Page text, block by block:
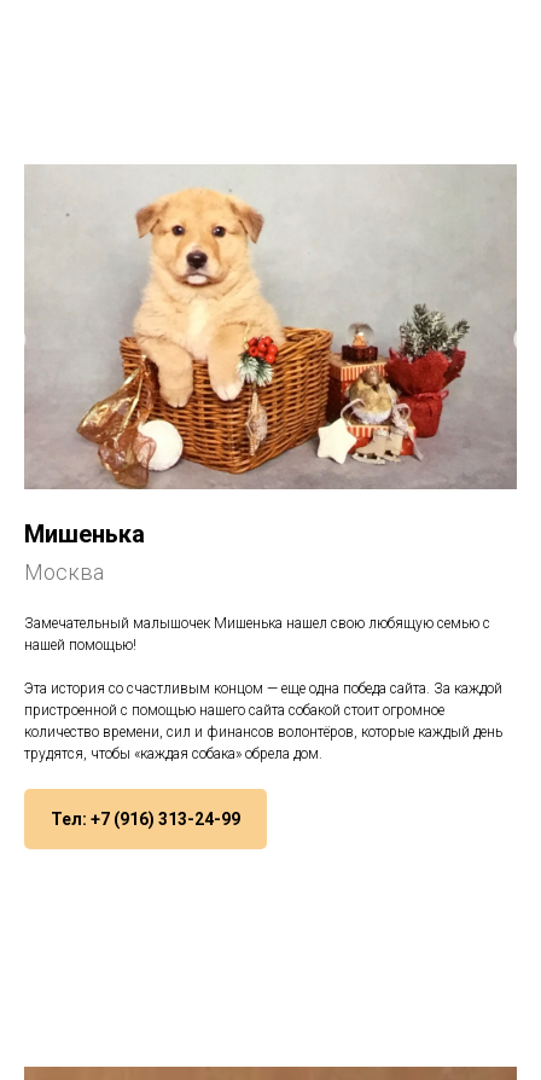
Мишенька
Москва
Замечательный малышочек Мишенька нашел свою любящую семью с
нашей помощью!
Эта история со счастливым концом — еще одна победа сайта. За каждой
пристроенной с помощью нашего сайта собакой стоит огромное
количество времени, сил и финансов волонтёров, которые каждый день
трудятся, чтобы «каждая собака» обрела дом.
Тел: +7 (916) 313-24-99